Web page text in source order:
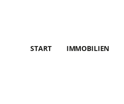
START IMMOBILIEN